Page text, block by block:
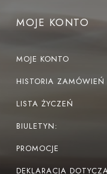
MOJE KONTO
MOJE KONTO
HISTORIA ZAMÓWIEŃ
LISTA ŻYCZEŃ
BIULETYN:
PROMOCJE
DEKLARACJA